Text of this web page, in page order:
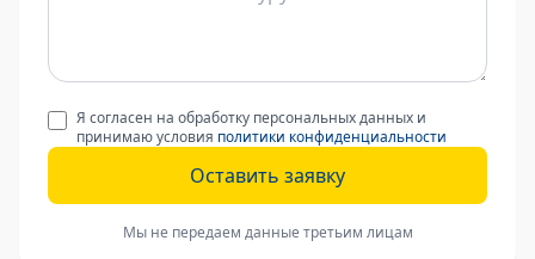
Я согласен на обработку персональных данных и
принимаю условия политики конфиденциальности
Оставить заявку
Мы не передаем данные третьим лицам